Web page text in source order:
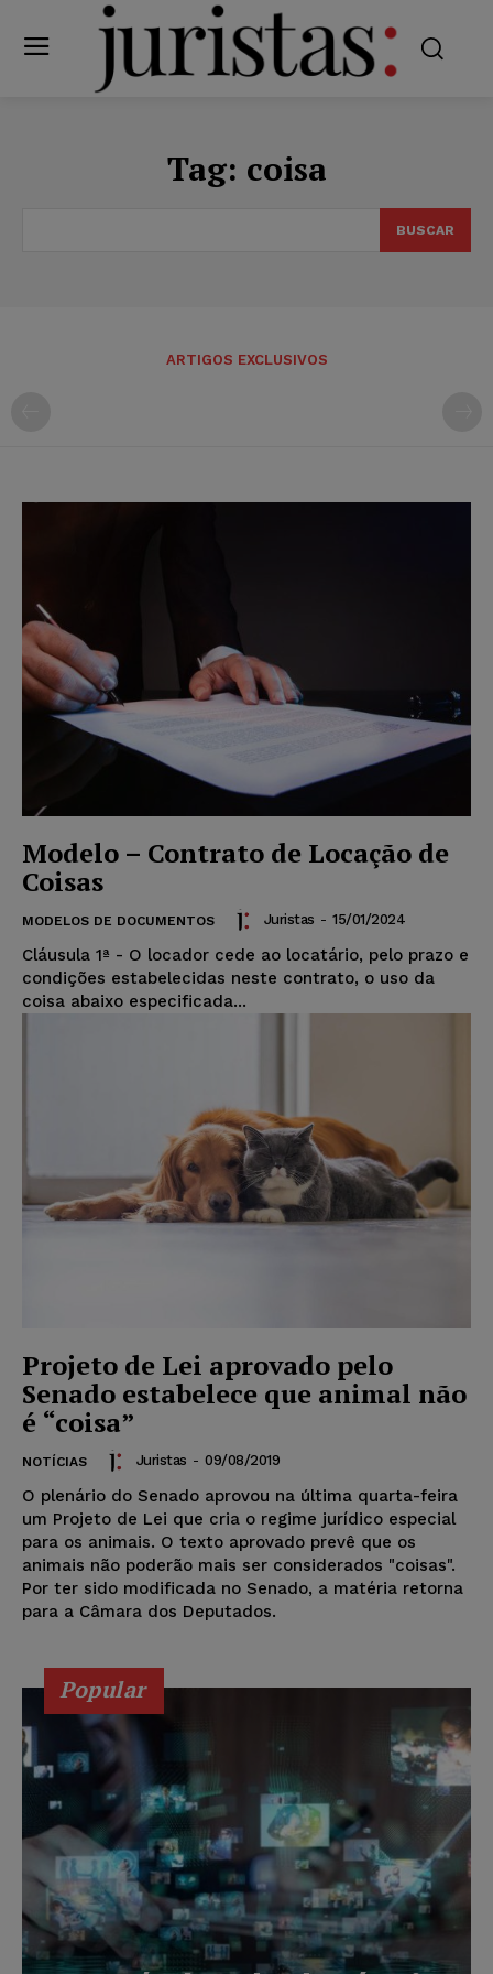
Tag: coisa
BUSCAR
ARTIGOS EXCLUSIVOS
Modelo – Contrato de Locação de
Coisas
MODELOS DE DOCUMENTOS Juristas - 15/01/2024
Cláusula 1ª - O locador cede ao locatário, pelo prazo e
condições estabelecidas neste contrato, o uso da
coisa abaixo especificada...
Projeto de Lei aprovado pelo
Senado estabelece que animal não
é “coisa”
NOTÍCIAS Juristas - 09/08/2019
O plenário do Senado aprovou na última quarta-feira
um Projeto de Lei que cria o regime jurídico especial
para os animais. O texto aprovado prevê que os
animais não poderão mais ser considerados "coisas".
Por ter sido modificada no Senado, a matéria retorna
para a Câmara dos Deputados.
Popular